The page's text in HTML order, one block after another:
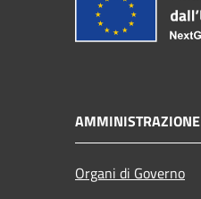
AMMINISTRAZIONE
Organi di Governo